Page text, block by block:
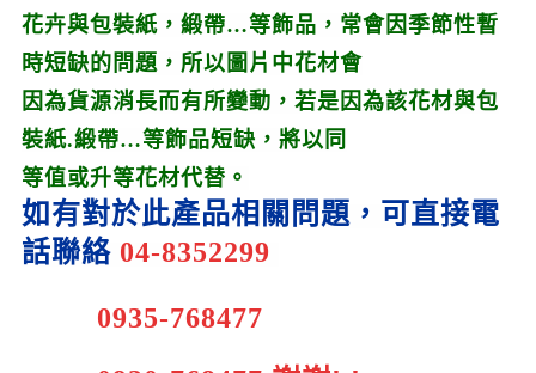
花卉與包裝紙，緞帶…等飾品，常會因季節性暫
時短缺的問題，所以圖片中花材會
因為貨源消長而有所變動，若是因為該花材與包
裝紙.緞帶…等飾品短缺，將以同
等值或升等花材代替。
如有對於此產品相關問題，可直接電
話聯絡 04-8352299
0935-768477